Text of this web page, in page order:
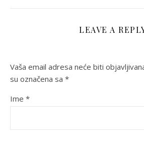
LEAVE A
Vaša email adresa neće biti
su označena sa *
Ime *